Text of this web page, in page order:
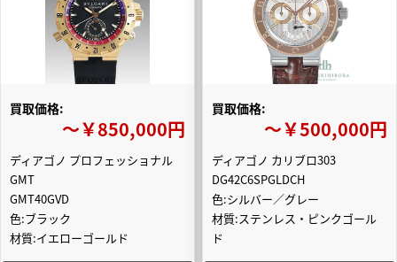
買取価格:
〜￥850,000円
ディアゴノ プロフェッショナル
GMT
GMT40GVD
色:ブラック
材質:イエローゴールド
買取価格:
〜￥500,000円
ディアゴノ カリブロ303
DG42C6SPGLDCH
色:シルバー／グレー
材質:ステンレス・ピンクゴール
ド